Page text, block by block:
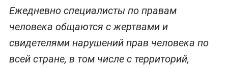
Ежедневно специалисты по правам
человека общаются с жертвами и
свидетелями нарушений прав человека по
всей стране, в том числе с территорий,